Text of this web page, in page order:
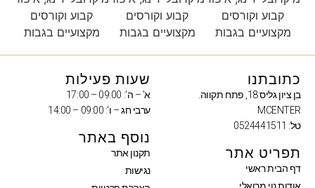
כתובתנו
בן ציון גליס 18, פתח תקווה.
MCENTER
טל: 0524441511
תפריט אתר
דף הבית ראשי
שעות פעילות
א' – ה': 09:00 – 17:00
ערבי חג – ו': 09:00 – 14:00
נוסף באתר
תקנון אתר
נגישות